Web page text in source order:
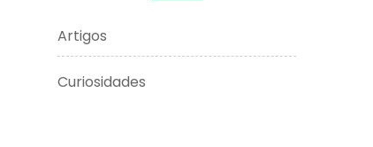
Artigos
Curiosidades